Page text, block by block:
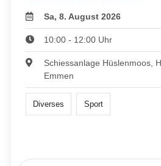
Sa, 8. August 2026
10:00 - 12:00 Uhr
Schiessanlage Hüslenmoos,
Emmen
Diverses Sport